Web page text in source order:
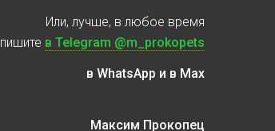
Или, лучше, в любое время
пишите в Telegram @m_prokopets
в WhatsApp и в Max
Максим Прокопец